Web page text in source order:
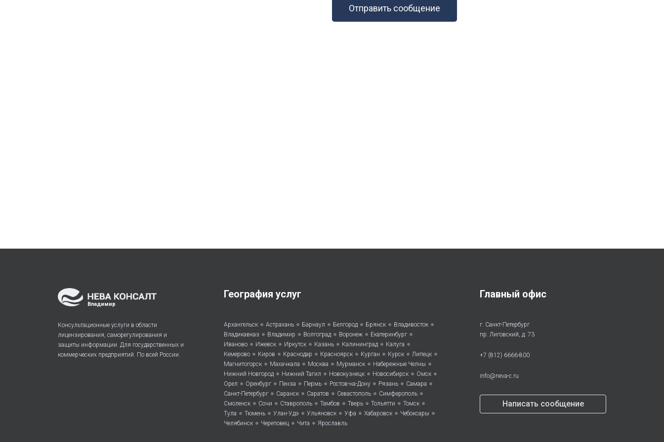
Отправить сообщение
Владимир
Консультационные услуги в области
лицензирования, саморегулирования и
защиты информации. Для государственных и
коммерческих предприятий. По всей России.
География услуг
Архангельск • Астрахань • Барнаул • Белгород • Брянск • Владивосток •
Владикавказ • Владимир • Волгоград • Воронеж • Екатеринбург •
Иваново • Ижевск • Иркутск • Казань • Калининград • Калуга •
Кемерово • Киров • Краснодар • Красноярск • Курган • Курск • Липецк •
Магнитогорск • Махачкала • Москва • Мурманск • Набережные Челны •
Нижний Новгород • Нижний Тагил • Новокузнецк • Новосибирск • Омск •
Орел • Оренбург • Пенза • Пермь • Ростов-на-Дону • Рязань • Самара •
Санкт-Петербург • Саранск • Саратов • Севастополь • Симферополь •
Смоленск • Сочи • Ставрополь • Тамбов • Тверь • Тольятти • Томск •
Тула • Тюмень • Улан-Удэ • Ульяновск • Уфа • Хабаровск • Чебоксары •
Челябинск • Череповец • Чита • Ярославль
Главный офис
г. Санкт-Петербург
пр. Лиговский, д. 73
+7 (812) 6666-800
info@neva-c.ru
Написать сообщение